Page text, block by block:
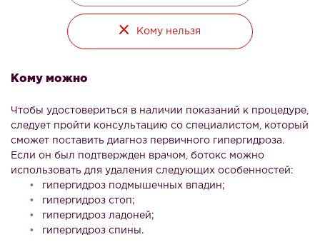
Кому нельзя
Кому можно
Чтобы удостовериться в наличии показаний к процедуре,
следует пройти консультацию со специалистом, который
сможет поставить диагноз первичного гипергидроза.
Если он был подтвержден врачом, ботокс можно
использовать для удаления следующих особенностей:
гипергидроз подмышечных впадин;
гипергидроз стоп;
гипергидроз ладоней;
гипергидроз спины.